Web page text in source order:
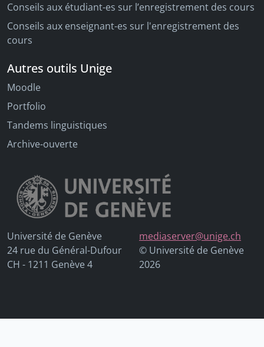
Conseils aux étudiant-es sur l’enregistrement des cours
Conseils aux enseignant-es sur l'enregistrement des
cours
Autres outils Unige
Moodle
Portfolio
Tandems linguistiques
Archive-ouverte
Université de Genève
24 rue du Général-Dufour
CH - 1211 Genève 4
mediaserver@unige.ch
© Université de Genève
2026